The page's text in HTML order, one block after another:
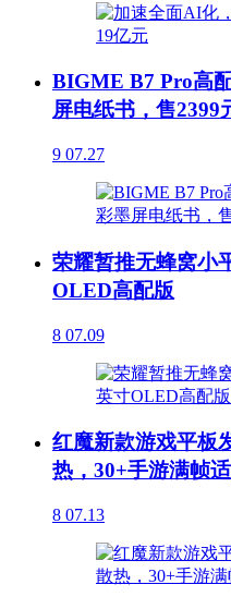
BIGME B7 Pro高
屏电纸书，售2399
9 07.27
荣耀暂推无蜂窝小
OLED高配版
8 07.09
红魔新款游戏平板
热，30+手游满帧
8 07.13